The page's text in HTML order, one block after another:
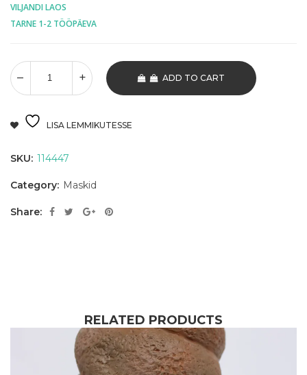
VILJANDI LAOS
TARNE 1-2 TÖÖPÄEVA
ADD TO CART
LISA LEMMIKUTESSE
SKU: 114447
Category: Maskid
Share:
RELATED PRODUCTS